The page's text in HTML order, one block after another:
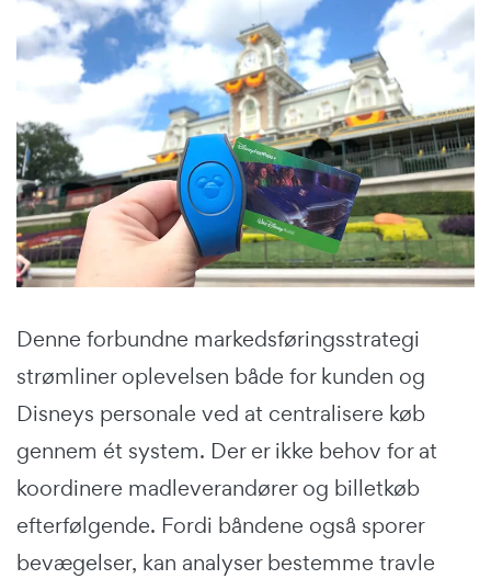
Denne forbundne markedsføringsstrategi
strømliner oplevelsen både for kunden og
Disneys personale ved at centralisere køb
gennem ét system. Der er ikke behov for at
koordinere madleverandører og billetkøb
efterfølgende. Fordi båndene også sporer
bevægelser, kan analyser bestemme travle